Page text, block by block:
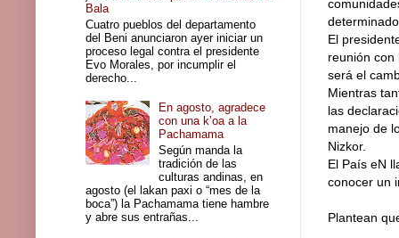
El
reunión con
será el
Mientras
las
manejo de
Nizkor.
El País eN
conocer un
Plantean
Bala
Cuatro pueblos del departamento
del Beni anunciaron ayer iniciar un
proceso legal contra el presidente
Evo Morales, por incumplir el
derecho...
En agosto, agradece
con una k’oa a la
Pachamama
Según manda la
tradición de las
culturas andinas, en
agosto (el lakan paxi o “mes de la
boca”) la Pachamama tiene hambre
y abre sus entrañas...